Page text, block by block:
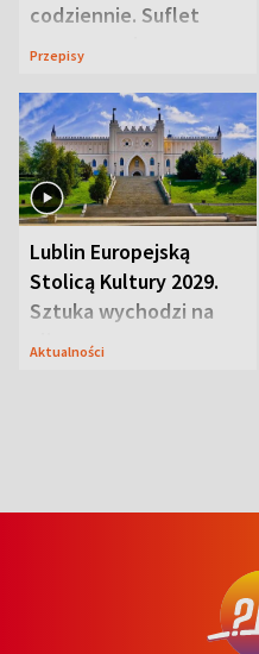
codziennie. Suflet
serowy zachwyca
Przepisy
Lublin Europejską
Stolicą Kultury 2029.
Sztuka wychodzi na
ulice
Aktualności